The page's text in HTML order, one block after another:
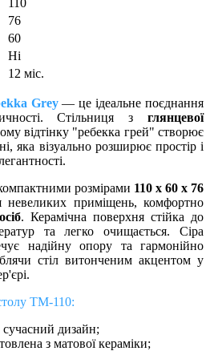
110
76
60
Ні
12 міс.
Grey— це ідеальне поєднання
Стільниця з глянцевої
відтінку "ребекка грей" створює
яка візуально розширює простір і
розмірами 110 х 60 х 76
невеликих приміщень, комфортно
. Керамічна поверхня стійка до
та легко очищається. Сіра
надійну опору та гармонійно
стіл витонченим акцентом у
ТМ-110:
дизайн;
​​з матової кераміки;